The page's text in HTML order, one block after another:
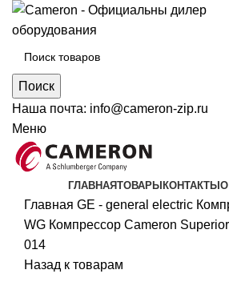
Поиск
Наша почта: info@cameron-zip.ru
Меню
ГЛАВНАЯТОВАРЫ КОНТАКТЫ
Главная GE - general electric
WG Компрессор Cameron
014
Назад к товарам